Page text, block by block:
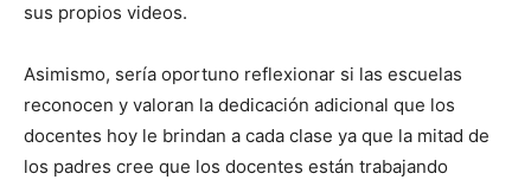
sus propios videos.
Asimismo, sería oportuno reflexionar si las escuelas
reconocen y valoran la dedicación adicional que los
docentes hoy le brindan a cada clase ya que la mitad de
los padres cree que los docentes están trabajando